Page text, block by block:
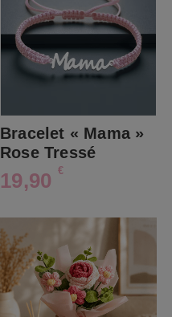
Bracelet « Mama »
Rose Tressé
19,90 €